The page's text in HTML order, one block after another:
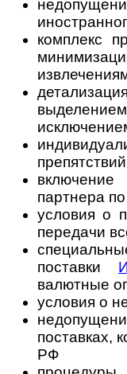
комплекс
партнера
условия о
передачи
поставки
валютные
условия о
поставках,
РФ